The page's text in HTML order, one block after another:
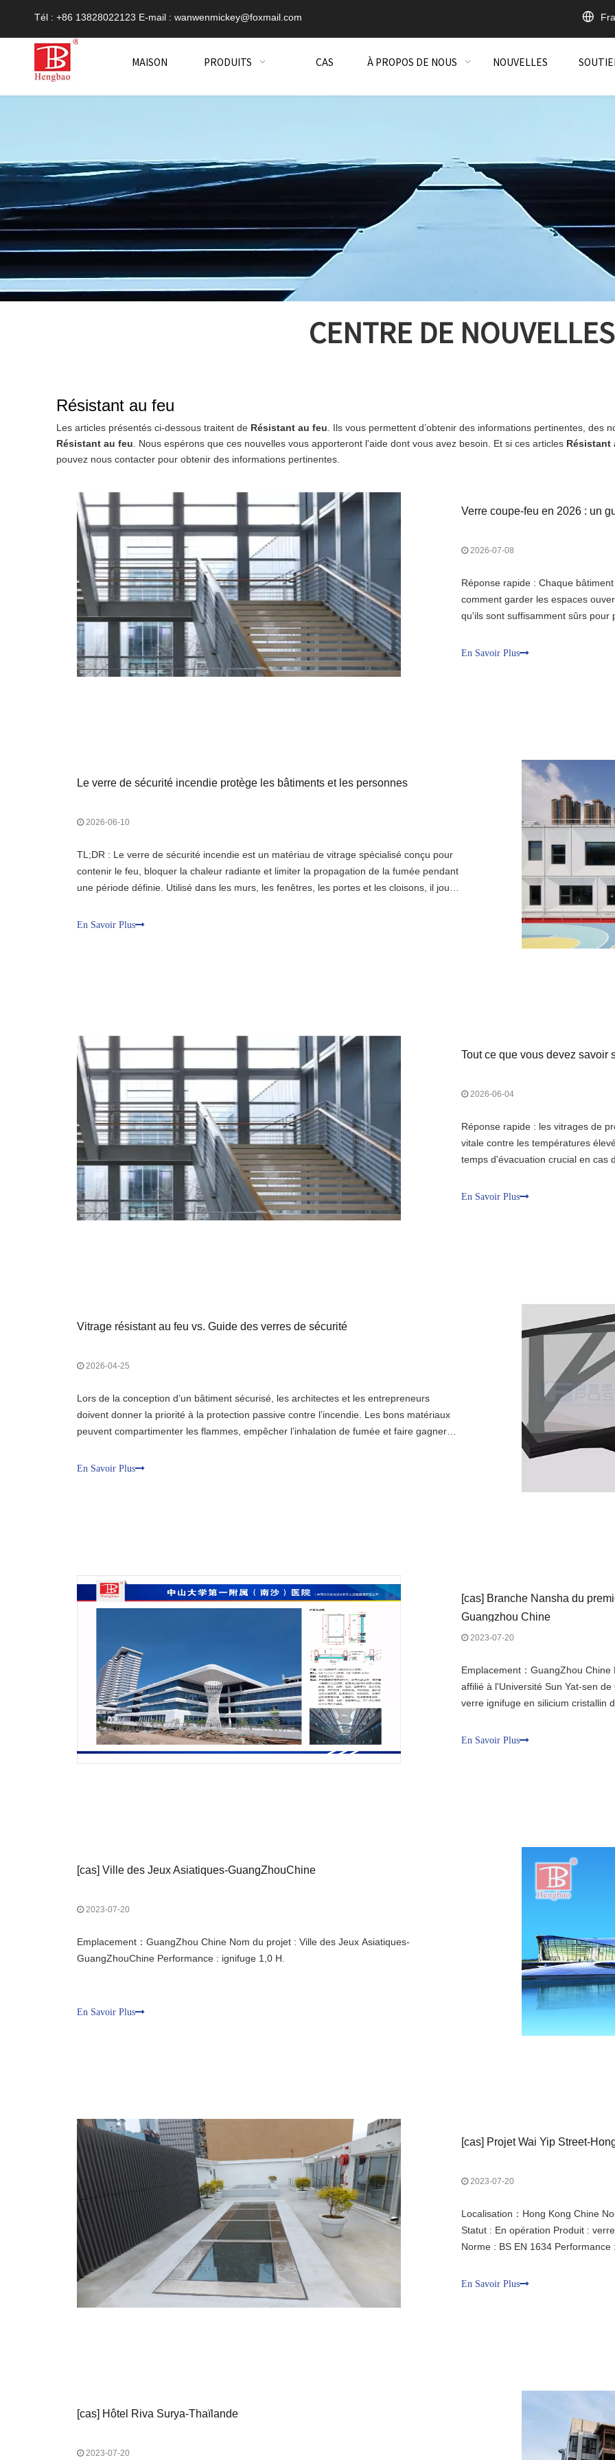
Tél : +86 13828022123 E-mail : wanwenmickey@foxmail.com
MAISON PRODUITS CAS À PROPOS DE NOUS NOUVELLES
CENTRE DE NOUVELLES
Résistant au feu
Les articles présentés ci-dessous traitent de Résistant au feu . Ils vous permettent d’obtenir des informations pertinentes, des
Résistant au feu . Nous espérons que ces nouvelles vous apporteront l'aide dont vous avez besoin. Et si ces articles Résistant
pouvez nous contacter pour obtenir des informations pertinentes.
Verre coupe-feu en 2026 : un
2026-07-08
Réponse rapide : Chaque
comment garder les espaces
qu'ils sont suffisamment sûrs pour
verres coupe-feu. Ils agissent
En Savoir Plus
Le verre de sécurité incendie protège les bâtiments et les personnes
2026-06-10
TL;DR : Le verre de sécurité incendie est un matériau de vitrage spécialisé conçu pour
contenir le feu, bloquer la chaleur radiante et limiter la propagation de la fumée pendant
une période définie. Utilisé dans les murs, les fenêtres, les portes et les cloisons, il joue
type dépend de l'application
En Savoir Plus
Tout ce que vous devez savoir
2026-06-04
Réponse rapide : les vitrages de
vitale contre les températures
temps d'évacuation crucial en cas
garantit une adhérence stricte
En Savoir Plus
Vitrage résistant au feu vs. Guide des verres de sécurité
2026-04-25
Lors de la conception d’un bâtiment sécurisé, les architectes et les entrepreneurs
doivent donner la priorité à la protection passive contre l’incendie. Les bons matériaux
peuvent compartimenter les flammes, empêcher l’inhalation de fumée et faire gagner
plus critiques de cette stratégie de sécurité figurent les transports
En Savoir Plus
[cas] Branche Nansha du
Guangzhou Chine
2023-07-20
Emplacement：GuangZhou
affilié à l'Université Sun Yat-sen
verre ignifuge en silicium cristallin
haute précision, minces, haut de
En Savoir Plus
[cas] Ville des Jeux Asiatiques-GuangZhouChine
2023-07-20
Emplacement：GuangZhou Chine Nom du projet : Ville des Jeux Asiatiques-
GuangZhouChine Performance : ignifuge 1,0 H.
En Savoir Plus
[cas] Projet Wai Yip Street-
2023-07-20
Localisation：Hong Kong Chine
Statut : En opération Produit :
Norme : BS EN 1634 Performance
comparables aux profilés en
En Savoir Plus
[cas] Hôtel Riva Surya-Thaïlande
2023-07-20